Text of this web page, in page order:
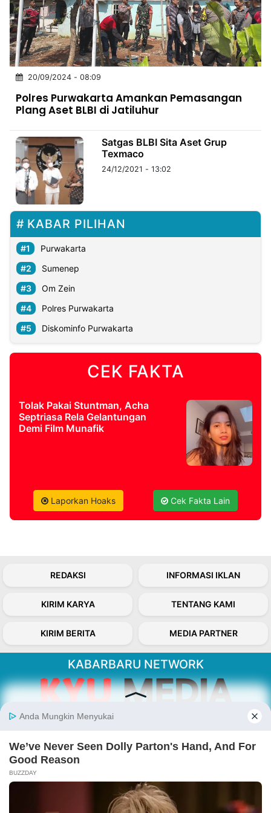
INDONESIA
Partner
NTB
Time
IDN
Jogja
Rakyat
News
Notice
Baru
Follow
Kabarbaru
Kabarbaru.co
2026
PT.
20/09/2024 - 08:09
Polres Purwakarta Amankan Pemasangan
Plang Aset BLBI di Jatiluhur
Satgas BLBI Sita Aset Grup
Texmaco
24/12/2021 - 13:02
KABAR PILIHAN
Purwakarta
Sumenep
Om Zein
Polres Purwakarta
Diskominfo Purwakarta
CEK FAKTA
Tolak Pakai Stuntman, Acha
Septriasa Rela Gelantungan
Demi Film Munafik
Laporkan Hoaks Cek Fakta Lain
REDAKSI INFORMASI IKLAN
KIRIM KARYA TENTANG KAMI
KIRIM BERITA MEDIA PARTNER
KABARBARU NETWORK
Kabarbaru.co menyajikan berita aktual dan
Follow Kabarbaru